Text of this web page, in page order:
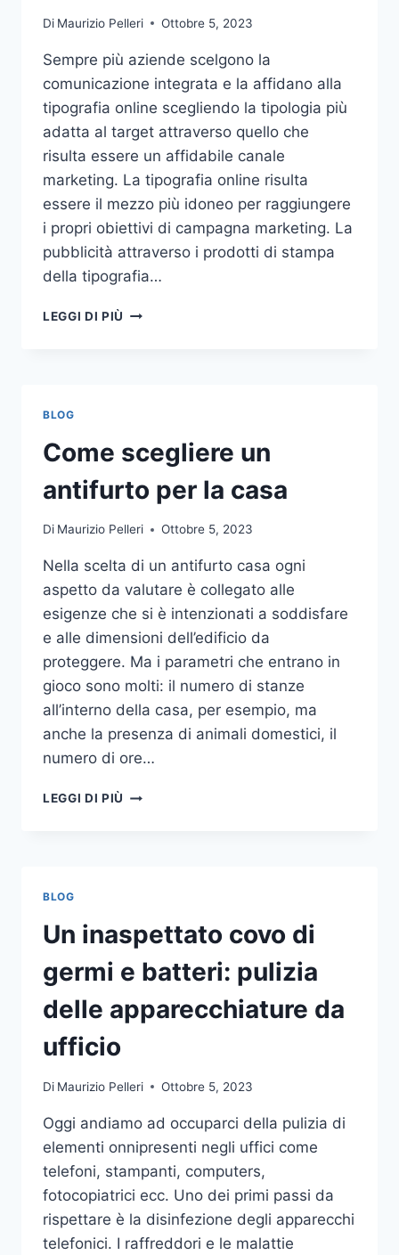
Di Maurizio Pelleri Ottobre 5, 2023
Sempre più aziende scelgono la
comunicazione integrata e la affidano alla
tipografia online scegliendo la tipologia più
adatta al target attraverso quello che
risulta essere un affidabile canale
marketing. La tipografia online risulta
essere il mezzo più idoneo per raggiungere
i propri obiettivi di campagna marketing. La
pubblicità attraverso i prodotti di stampa
della tipografia…
LEGGI DI PIÙ VUOI
A
UNA
TIPOGRAFIA
ECCO
SCEGLIERE
BLOG
Come scegliere un
antifurto per la casa
Di Maurizio Pelleri Ottobre 5, 2023
Nella scelta di un antifurto casa ogni
aspetto da valutare è collegato alle
esigenze che si è intenzionati a soddisfare
e alle dimensioni dell’edificio da
proteggere. Ma i parametri che entrano in
gioco sono molti: il numero di stanze
all’interno della casa, per esempio, ma
anche la presenza di animali domestici, il
numero di ore…
LEGGI DI PIÙ COME
BLOG
Un inaspettato covo di
germi e batteri: pulizia
delle apparecchiature da
ufficio
Di Maurizio Pelleri Ottobre 5, 2023
Oggi andiamo ad occuparci della pulizia di
elementi onnipresenti negli uffici come
telefoni, stampanti, computers,
fotocopiatrici ecc. Uno dei primi passi da
rispettare è la disinfezione degli apparecchi
telefonici. I raffreddori e le malattie